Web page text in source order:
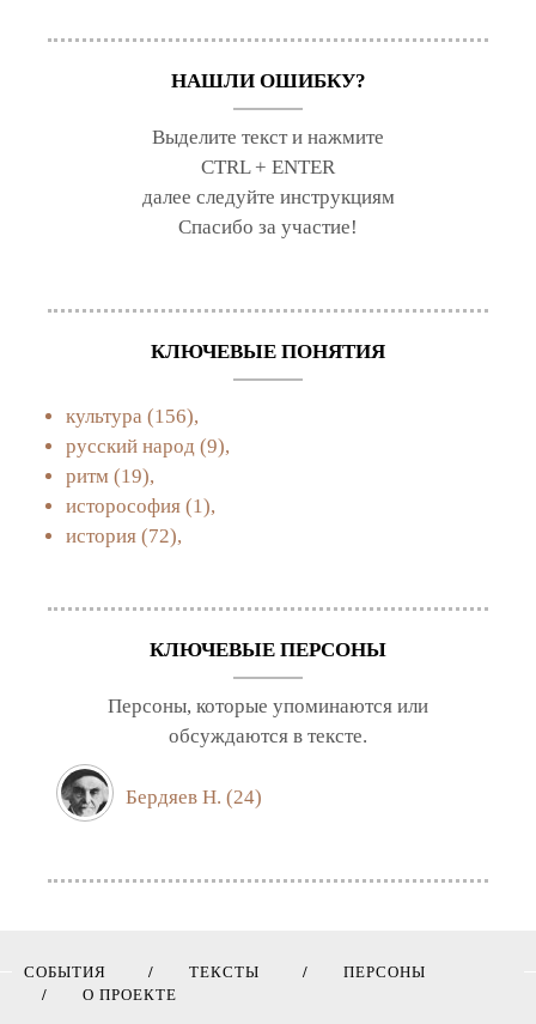
НАШЛИ ОШИБКУ?
Выделите текст и нажмите
CTRL + ENTER
далее следуйте инструкциям
Спасибо за участие!
КЛЮЧЕВЫЕ ПОНЯТИЯ
культура (156),
русский народ (9),
ритм (19),
исторософия (1),
история (72),
КЛЮЧЕВЫЕ ПЕРСОНЫ
Персоны, которые упоминаются или
обсуждаются в тексте.
Бердяев Н. (24)
СОБЫТИЯ ТЕКСТЫ
ПЕРСОНЫ
О ПРОЕКТЕ